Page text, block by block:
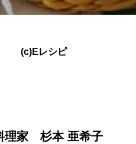
(c)Eレシピ
理家 杉本 亜希子